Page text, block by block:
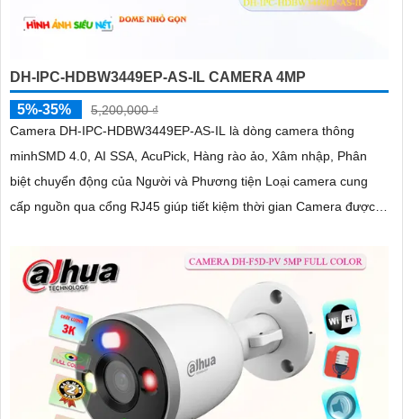
DH-IPC-HDBW3449EP-AS-IL CAMERA 4MP
5%-35%
5,200,000 ₫
Camera DH-IPC-HDBW3449EP-AS-IL là dòng camera thông
minhSMD 4.0, AI SSA, AcuPick, Hàng rào ảo, Xâm nhập, Phân
biệt chuyển động của Người và Phương tiện Loại camera cung
cấp nguồn qua cổng RJ45 giúp tiết kiệm thời gian Camera được